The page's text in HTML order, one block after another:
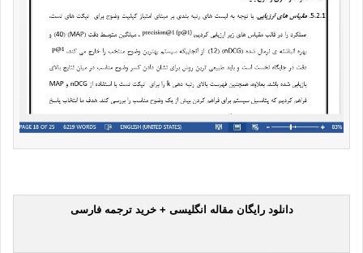
دانلود رایگان مقاله انگلیسی + خرید ترجمه فارسی